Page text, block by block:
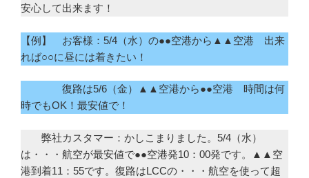
安心して出来ます！
【例】 お客様：5/4（水）の●●空港から▲▲空港 出来
れば○○に昼には着きたい！
復路は5/6（金）▲▲空港から●●空港 時間は何
時でもOK！最安値で！
弊社カスタマー：かしこまりました。5/4（水）
は・・・航空が最安値で●●空港発10：00発です。▲▲空
港到着11：55です。復路はLCCの・・・航空を使って超